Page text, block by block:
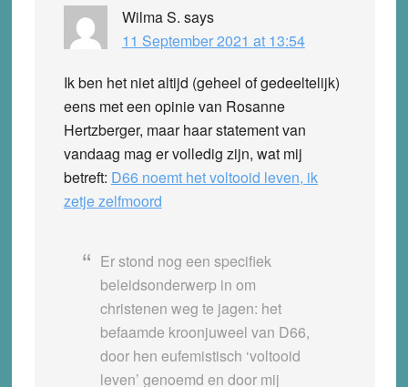
Wilma S. says
11 September 2021 at 13:54
Ik ben het niet altijd (geheel of gedeeltelijk)
eens met een opinie van Rosanne
Hertzberger, maar haar statement van
vandaag mag er volledig zijn, wat mij
betreft: D66 noemt het voltooid leven, ik
zetje zelfmoord
Er stond nog een specifiek
beleidsonderwerp in om
christenen weg te jagen: het
befaamde kroonjuweel van D66,
door hen eufemistisch ‘voltooid
leven’ genoemd en door mij